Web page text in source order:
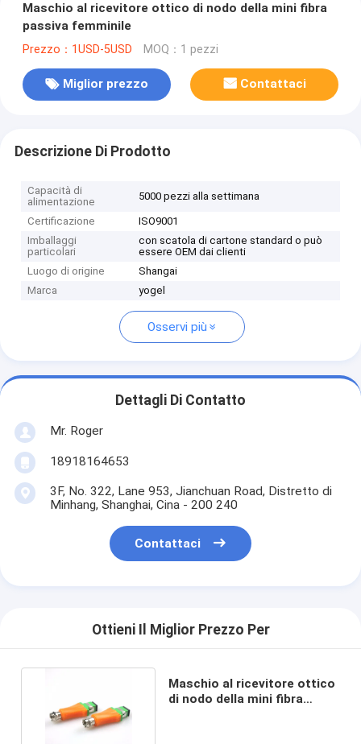
Maschio al ricevitore ottico di nodo della mini fibra
passiva femminile
Prezzo：1USD-5USD MOQ：1 pezzi
Miglior prezzo Contattaci
Descrizione Di Prodotto
Capacità di
alimentazione
5000 pezzi alla settimana
Certificazione
ISO9001
Imballaggi
particolari
con scatola di cartone standard o può
essere OEM dai clienti
Luogo di origine
Shangai
Marca
yogel
Osservi più
Dettagli Di Contatto
Mr. Roger
18918164653
3F, No. 322, Lane 953, Jianchuan Road, Distretto di
Minhang, Shanghai, Cina - 200 240
Contattaci
Ottieni Il Miglior Prezzo Per
Maschio al ricevitore ottico
di nodo della mini fibra